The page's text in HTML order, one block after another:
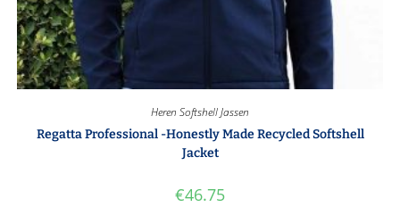
Heren Softshell Jassen
Regatta Professional -Honestly Made Recycled Softshell
Jacket
€46.75